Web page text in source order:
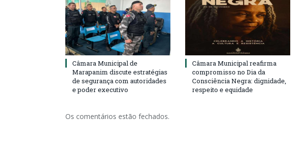
Câmara Municipal de
Marapanim discute estratégias
de segurança com autoridades
e poder executivo
Câmara Municipal reafirma
compromisso no Dia da
Consciência Negra: dignidade,
respeito e equidade
Os comentários estão fechados.